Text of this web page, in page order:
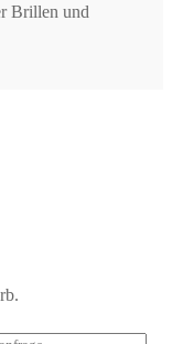
Brillen und